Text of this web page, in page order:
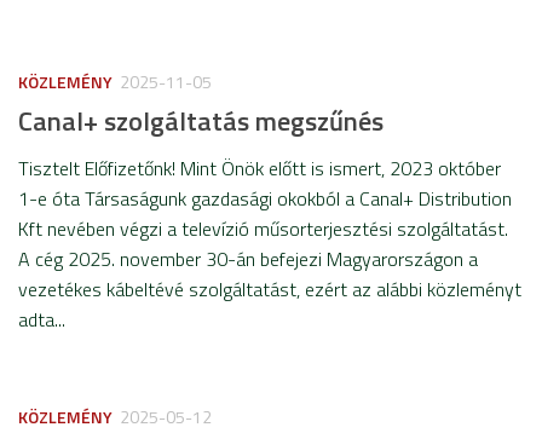
KÖZLEMÉNY 2025-11-05
Canal+ szolgáltatás megszűnés
Tisztelt Előfizetőnk! Mint Önök előtt is ismert, 2023 október
1-e óta Társaságunk gazdasági okokból a Canal+ Distribution
Kft nevében végzi a televízió műsorterjesztési szolgáltatást.
A cég 2025. november 30-án befejezi Magyarországon a
vezetékes kábeltévé szolgáltatást, ezért az alábbi közleményt
adta...
KÖZLEMÉNY 2025-05-12